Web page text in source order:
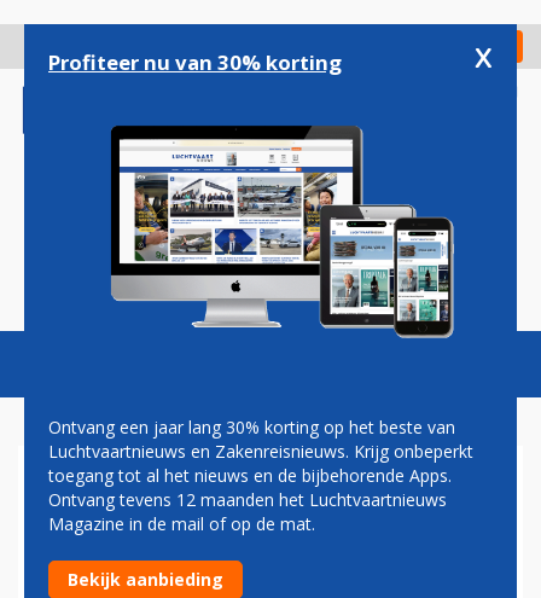
gaan
Check in
Magazine Podcasts Vacatures
VIDEO: VOOR HET EERST
A320 OP LUCHTHAVEN
ANTWERPEN
Profiteer nu van 30% korting x
Ontvang een jaar lang 30% korting op het beste van
Luchtvaartnieuws en Zakenreisnieuws. Krijg onbeperkt
toegang tot al het nieuws en de bijbehorende Apps.
Ontvang tevens 12 maanden het Luchtvaartnieuws
Magazine in de mail of op de mat.
Bekijk aanbieding